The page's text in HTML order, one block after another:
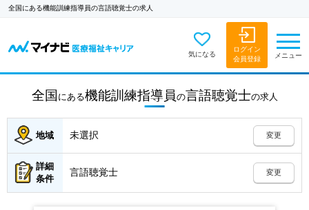
全国にある機能訓練指導員の言語聴覚士の求人
気になる
ログイン
会員登録
メニュー
全国 にある機能訓練指導員の言語聴覚士の求人
地域 未選択 変更
詳細
条件
言語聴覚士 変更